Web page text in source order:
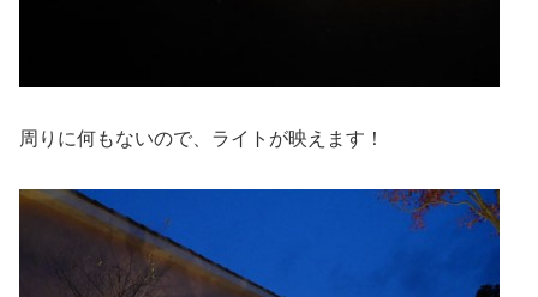
周りに何もないので、ライトが映えます！